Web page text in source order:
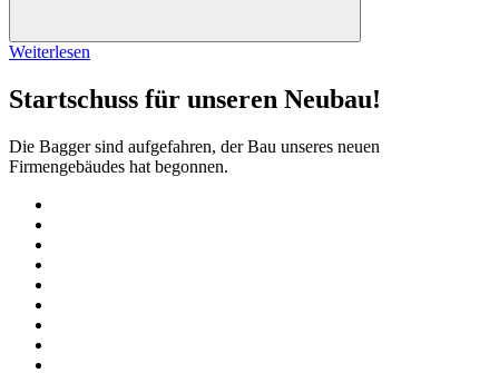
Weiterlesen
Startschuss für unseren Neubau!
Die Bagger sind aufgefahren, der Bau unseres neuen
Firmengebäudes hat begonnen.